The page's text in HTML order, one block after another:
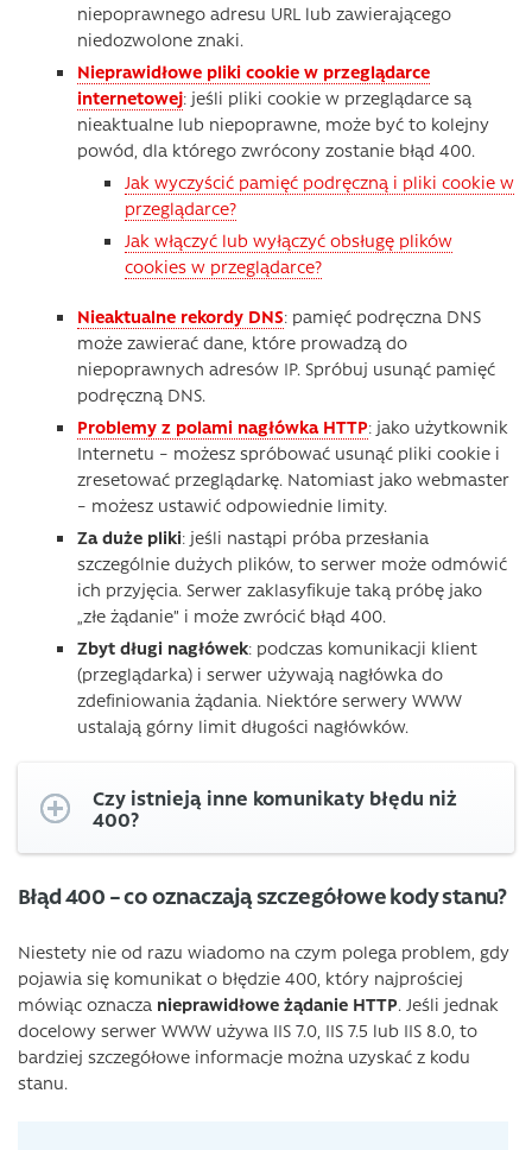
niepoprawnego adresu URL lub zawierającego
niedozwolone znaki.
Nieprawidłowe pliki cookie w przeglądarce
internetowej: jeśli pliki cookie w przeglądarce są
nieaktualne lub niepoprawne, może być to kolejny
powód, dla którego zwrócony zostanie błąd 400.
Jak wyczyścić pamięć podręczną i pliki cookie w
przeglądarce?
Jak włączyć lub wyłączyć obsługę plików
cookies w przeglądarce?
Nieaktualne rekordy DNS: pamięć podręczna DNS
może zawierać dane, które prowadzą do
niepoprawnych adresów IP. Spróbuj usunąć pamięć
podręczną DNS.
Problemy z polami nagłówka HTTP: jako użytkownik
Internetu – możesz spróbować usunąć pliki cookie i
zresetować przeglądarkę. Natomiast jako webmaster
– możesz ustawić odpowiednie limity.
Za duże pliki: jeśli nastąpi próba przesłania
szczególnie dużych plików, to serwer może odmówić
ich przyjęcia. Serwer zaklasyfikuje taką próbę jako
„złe żądanie” i może zwrócić błąd 400.
Zbyt długi nagłówek: podczas komunikacji klient
(przeglądarka) i serwer używają nagłówka do
zdefiniowania żądania. Niektóre serwery WWW
ustalają górny limit długości nagłówków.
Czy istnieją inne komunikaty błędu niż
400?
Błąd 400 – co oznaczają szczegółowe kody stanu?
Niestety nie od razu wiadomo na czym polega problem, gdy
pojawia się komunikat o błędzie 400, który najprościej
mówiąc oznacza nieprawidłowe żądanie HTTP. Jeśli jednak
docelowy serwer WWW używa IIS 7.0, IIS 7.5 lub IIS 8.0, to
bardziej szczegółowe informacje można uzyskać z kodu
stanu.